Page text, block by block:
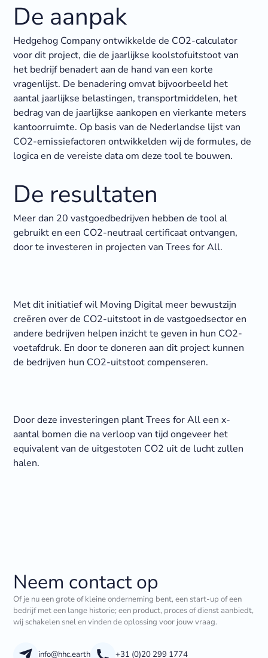
De aanpak
Hedgehog Company ontwikkelde de CO2-calculator
voor dit project, die de jaarlijkse koolstofuitstoot van
het bedrijf benadert aan de hand van een korte
vragenlijst. De benadering omvat bijvoorbeeld het
aantal jaarlijkse belastingen, transportmiddelen, het
bedrag van de jaarlijkse aankopen en vierkante meters
kantoorruimte. Op basis van de Nederlandse lijst van
CO2-emissiefactoren ontwikkelden wij de formules, de
logica en de vereiste data om deze tool te bouwen.
De resultaten
Meer dan 20 vastgoedbedrijven hebben de tool al
gebruikt en een CO2-neutraal certificaat ontvangen,
door te investeren in projecten van Trees for All.
Met dit initiatief wil Moving Digital meer bewustzijn
creëren over de CO2-uitstoot in de vastgoedsector en
andere bedrijven helpen inzicht te geven in hun CO2-
voetafdruk. En door te doneren aan dit project kunnen
de bedrijven hun CO2-uitstoot compenseren.
Door deze investeringen plant Trees for All een x-
aantal bomen die na verloop van tijd ongeveer het
equivalent van de uitgestoten CO2 uit de lucht zullen
halen.
Neem contact op
Of je nu een grote of kleine onderneming bent, een start-up of een
bedrijf met een lange historie; een product, proces of dienst aanbiedt,
wij schakelen snel en vinden de oplossing voor jouw vraag.
info@hhc.earth +31 (0)20 299 1774